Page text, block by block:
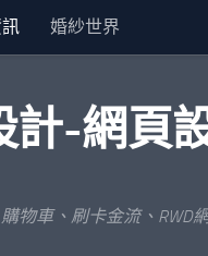
婚紗世界
計-網頁
物車、刷卡金流、